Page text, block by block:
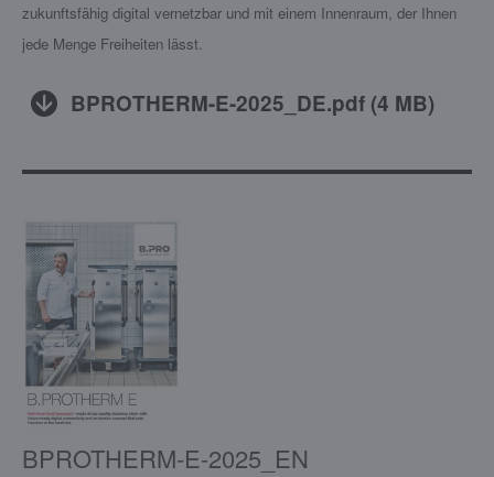
zukunftsfähig digital vernetzbar und mit einem Innenraum, der Ihnen
jede Menge Freiheiten lässt.
BPROTHERM-E-2025_DE.pdf (4 MB)
BPROTHERM-E-2025_EN